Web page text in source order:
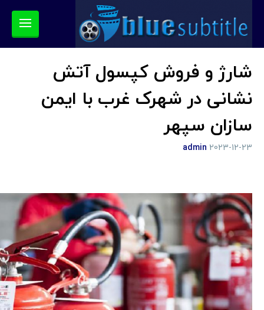
شارژ و فروش کپسول آتش
نشانی در شهرک غرب با ایمن
سازان سپهر
admin 2023-12-23